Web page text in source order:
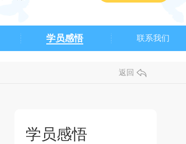
学员感悟 联系我们
返回
学员感悟